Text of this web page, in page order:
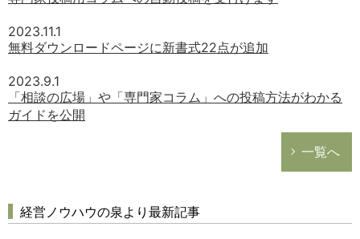
2023.11.1
無料ダウンロードページに新書式22点が追加
2023.9.1
「相談の広場」や「専門家コラム」への投稿方法がわかる
ガイドを公開
一覧へ
経営ノウハウの泉より最新記事